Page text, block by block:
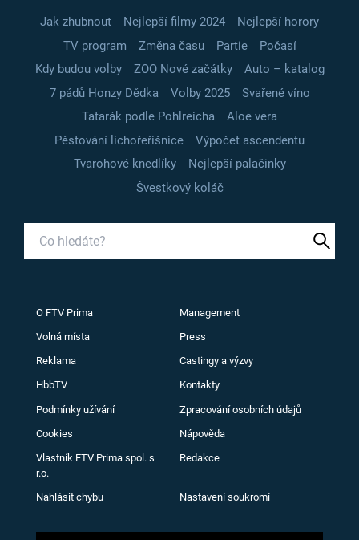
Jak zhubnout Nejlepší filmy 2024
Nejlepší horory
TV program
Změna času Partie
Počasí
Kdy budou volby
ZOO Nové začátky
Auto – katalog
7 pádů Honzy Dědka
Volby 2025
Svařené víno
Tatarák podle Pohlreicha
Aloe vera
Pěstování lichořeřišnice
Výpočet ascendentu
Tvarohové knedlíky
Nejlepší palačinky
Švestkový koláč
O FTV Prima Management
Volná místa Press
Reklama Castingy a výzvy
HbbTV Kontakty
Podmínky užívání Zpracování osobních údajů
Cookies Nápověda
Vlastník FTV Prima spol. s
r.o.
Redakce
Nahlásit chybu Nastavení soukromí